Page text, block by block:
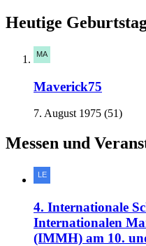
Heutige
Maverick75
7. August 1975 (51)
Messen und
4. Internationale
Internationalen
(IMMH) am 10.